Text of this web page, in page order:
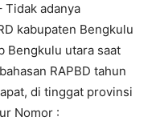
Tidak adanya
kabupaten Bengkulu
Bengkulu utara saat
RAPBD tahun
di tinggat provinsi
Nomor :